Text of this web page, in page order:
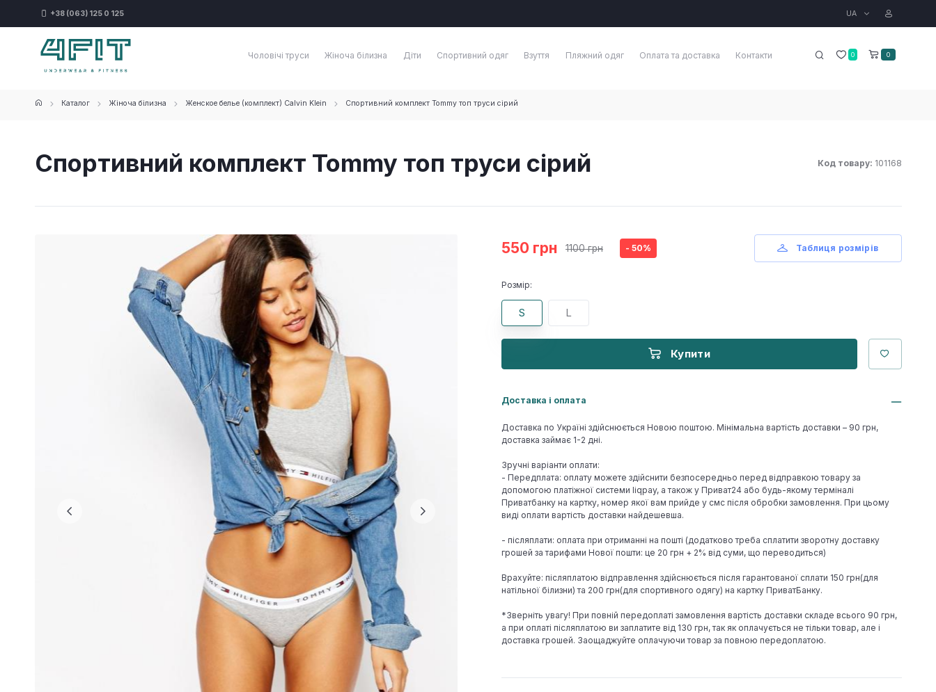
+38 (063) 125 0 125 UA
0 0
Чоловічі труси Жіноча білизна Діти Спортивний одяг Взуття Пляжний одяг Оплата та доставка Контакти
Каталог Жіноча білизна Женское белье (комплект) Calvin Klein Спортивний комплект Tommy топ труси сірий
Спортивний комплект Tommy топ труси сірий Код товару: 101168
550 грн 1100 грн - 50% Таблиця розмірів
Розмір:
S L
Купити
Доставка і оплата
Доставка по Україні здійснюється Новою поштою. Мінімальна вартість доставки – 90 грн,
доставка займає 1-2 дні.
Зручні варіанти оплати:
- Передплата: оплату можете здійснити безпосередньо перед відправкою товару за
допомогою платіжної системи liqpay, а також у Приват24 або будь-якому терміналі
Приватбанку на картку, номер якої вам прийде у смс після обробки замовлення. При цьому
виді оплати вартість доставки найдешевша.
- післяплати: оплата при отриманні на пошті (додатково треба сплатити зворотну доставку
грошей за тарифами Нової пошти: це 20 грн + 2% від суми, що переводиться)
Врахуйте: післяплатою відправлення здійснюється після гарантованої сплати 150 грн(для
натільної білизни) та 200 грн(для спортивного одягу) на картку ПриватБанку.
*Зверніть увагу! При повній передоплаті замовлення вартість доставки складе всього 90 грн,
а при оплаті післяплатою ви заплатите від 130 грн, так як оплачується не тільки товар, але і
доставка грошей. Заощаджуйте оплачуючи товар за повною передоплатою.